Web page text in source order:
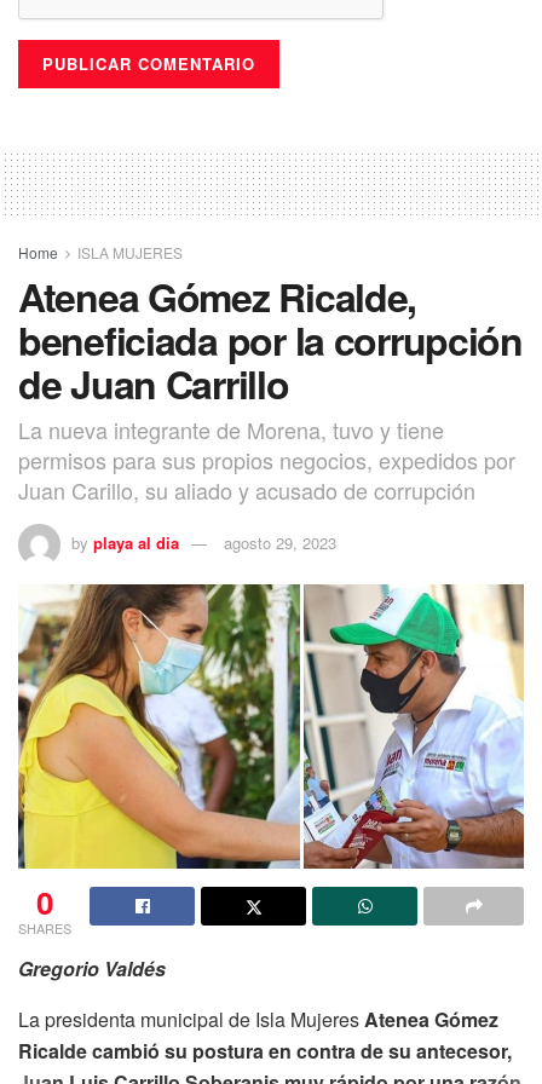
Home ISLA MUJERES
Atenea Gómez Ricalde,
beneficiada por la corrupción
de Juan Carrillo
La nueva integrante de Morena, tuvo y tiene
permisos para sus propios negocios, expedidos por
Juan Carillo, su aliado y acusado de corrupción
by playa al dia agosto 29, 2023
0
SHARES
Gregorio Valdés
La presidenta municipal de Isla MujeresAtenea Gómez
Ricalde cambió su postura en contra de su antecesor,